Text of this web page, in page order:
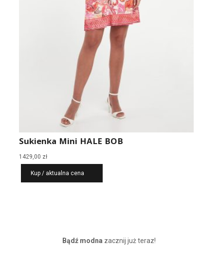
Sukienka Mini HALE BOB
1429,00 zł
Kup / aktualna cena
Bądź modna zacznij już teraz!